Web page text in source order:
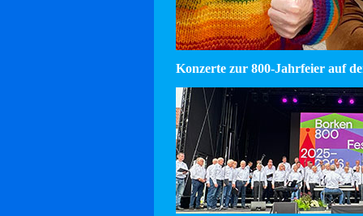
Konzerte zur 800-Jahrfeier auf